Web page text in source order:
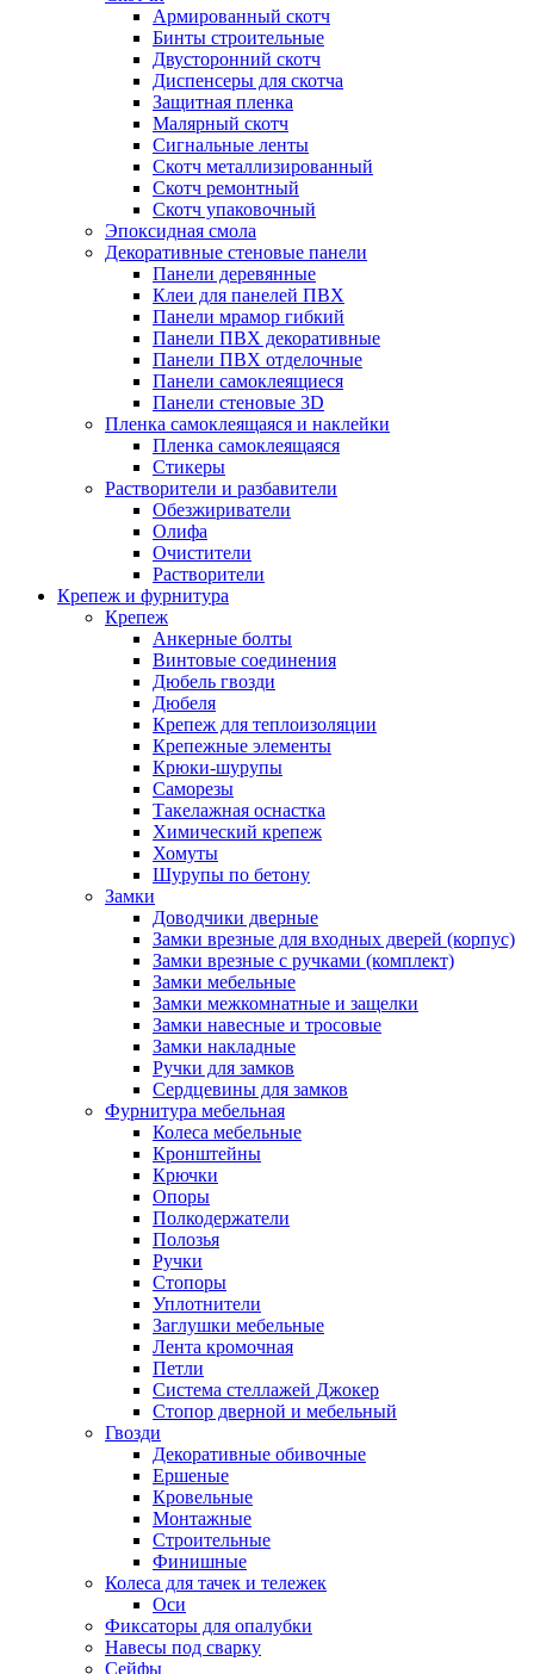
Армированный скотч
Бинты строительные
Двусторонний скотч
Диспенсеры для скотча
Защитная пленка
Малярный скотч
Сигнальные ленты
Скотч металлизированный
Скотч ремонтный
Скотч упаковочный
Эпоксидная смола
Декоративные стеновые панели
Панели деревянные
Клеи для панелей ПВХ
Панели мрамор гибкий
Панели ПВХ декоративные
Панели ПВХ отделочные
Панели самоклеящиеся
Панели стеновые 3D
Пленка самоклеящаяся и наклейки
Пленка самоклеящаяся
Стикеры
Растворители и разбавители
Обезжириватели
Олифа
Очистители
Растворители
Крепеж и фурнитура
Крепеж
Анкерные болты
Винтовые соединения
Дюбель гвозди
Дюбеля
Крепеж для теплоизоляции
Крепежные элементы
Крюки-шурупы
Саморезы
Такелажная оснастка
Химический крепеж
Хомуты
Шурупы по бетону
Замки
Доводчики дверные
Замки врезные для входных дверей (корпус)
Замки врезные с ручками (комплект)
Замки мебельные
Замки межкомнатные и защелки
Замки навесные и тросовые
Замки накладные
Ручки для замков
Сердцевины для замков
Фурнитура мебельная
Колеса мебельные
Кронштейны
Крючки
Опоры
Полкодержатели
Полозья
Ручки
Стопоры
Уплотнители
Заглушки мебельные
Лента кромочная
Петли
Система стеллажей Джокер
Стопор дверной и мебельный
Гвозди
Декоративные обивочные
Ершеные
Кровельные
Монтажные
Строительные
Финишные
Колеса для тачек и тележек
Оси
Фиксаторы для опалубки
Навесы под сварку
Сейфы